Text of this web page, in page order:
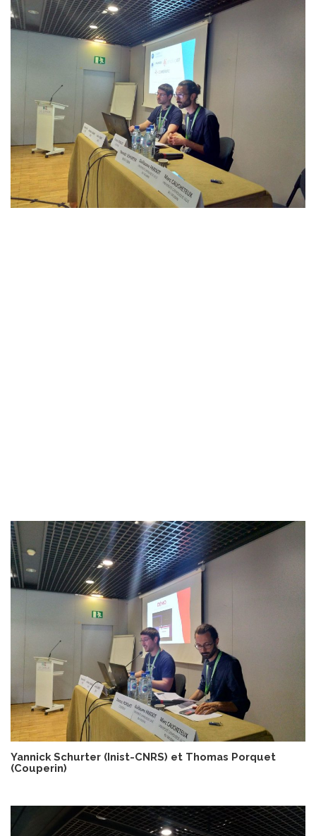
Yannick Schurter (Inist-CNRS) et Thomas Porquet
(Couperin)